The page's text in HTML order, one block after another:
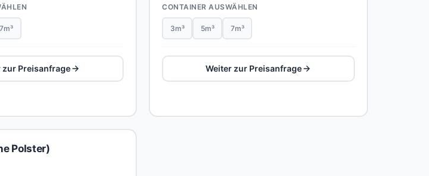
7m³
zur Preisanfrage
CONTAINER AUSWÄHLEN
3m³ 5m³ 7m³
Weiter zur Preisanfrage
Polster)